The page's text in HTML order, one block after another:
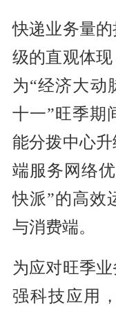
快递业务量
级的直观体
为“经济大动
十一”旺季期
能分拨中心升
端服务网络
快派”的高效
与消费端。
为应对旺季
强科技应用